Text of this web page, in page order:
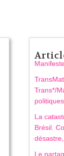
Trans*/
La
Brésil.
Le